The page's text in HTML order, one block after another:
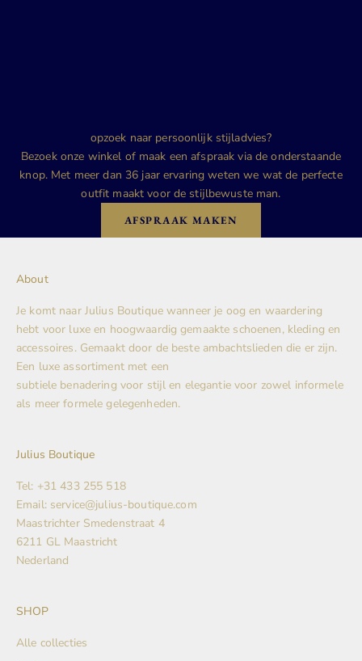
opzoek naar persoonlijk stijladvies?
Bezoek onze winkel of maak een afspraak via de onderstaande
knop. Met meer dan 36 jaar ervaring weten we wat de perfecte
outfit maakt voor de stijlbewuste man.
AFSPRAAK MAKEN
About
Je komt naar Julius Boutique wanneer je oog en waardering
hebt voor luxe en hoogwaardig gemaakte schoenen, kleding en
accessoires. Gemaakt door de beste ambachtslieden die er zijn.
Een luxe assortiment met een
subtiele benadering voor stijl en elegantie voor zowel informele
als meer formele gelegenheden.
Julius Boutique
Tel: +31 433 255 518
Email: service@julius-boutique.com
Maastrichter Smedenstraat 4
6211 GL Maastricht
Nederland
SHOP
Alle collecties